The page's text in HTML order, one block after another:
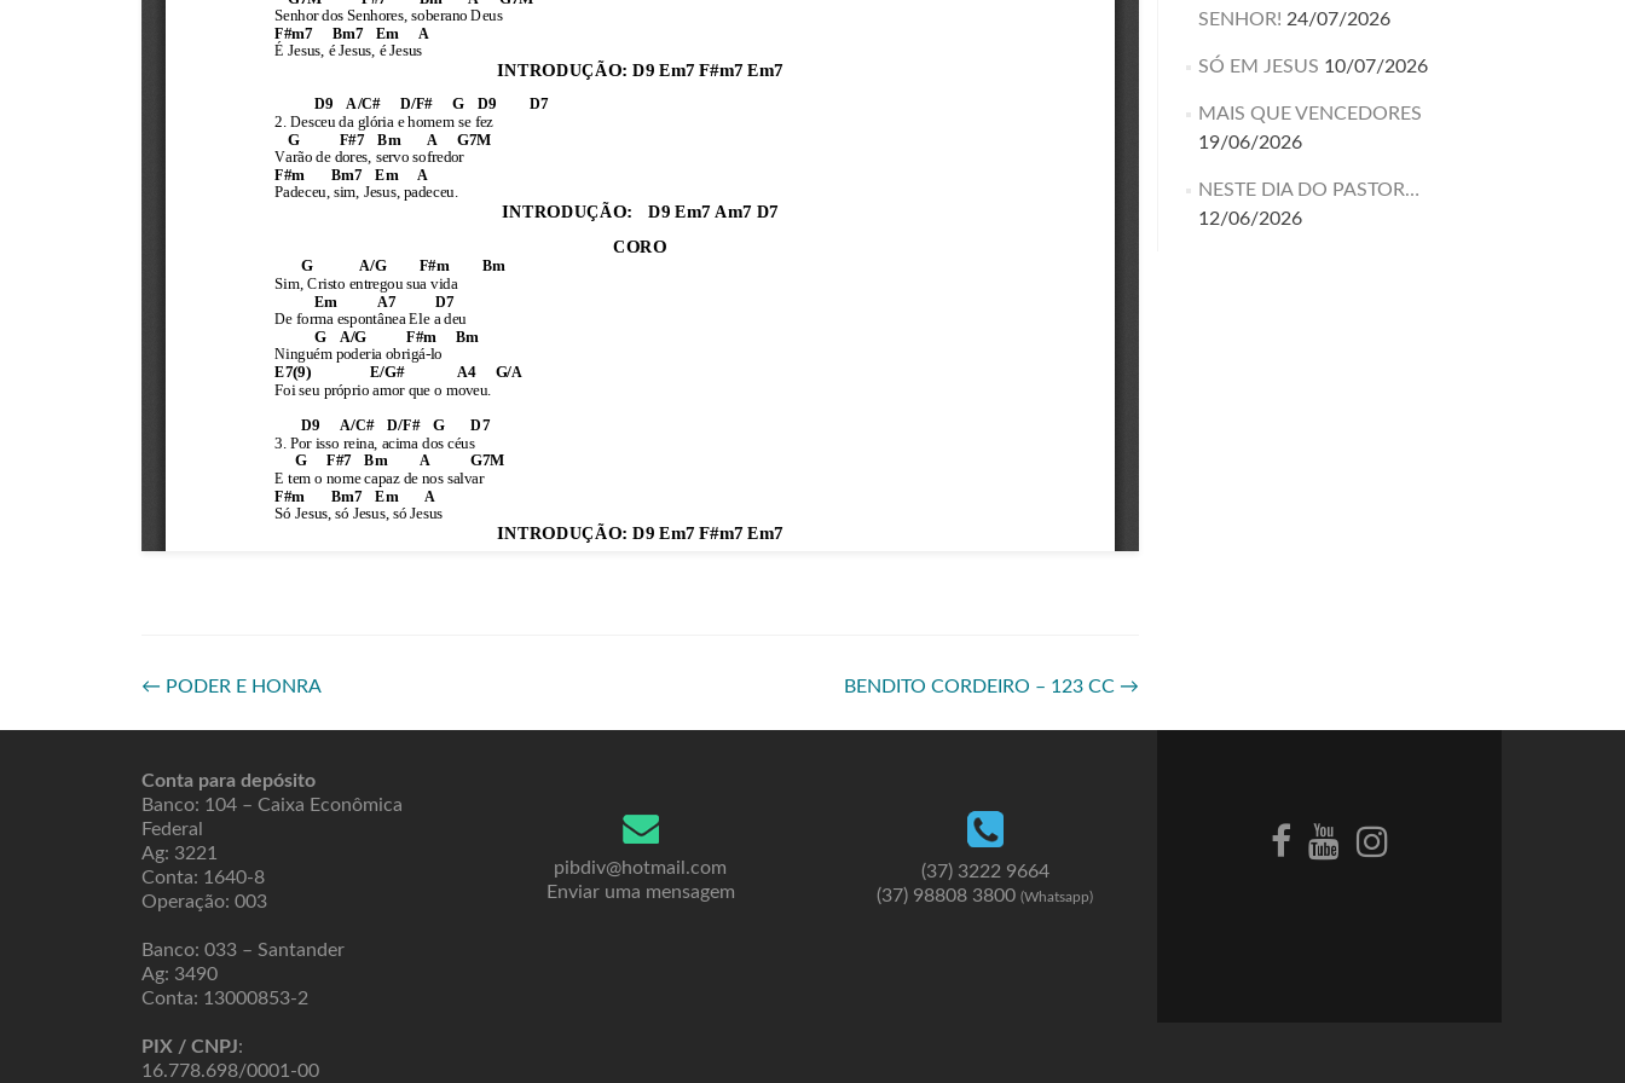
← PODER E HONRA BENDITO CORDEIRO – 123 CC →
SENHOR! 24/07/2026
SÓ EM JESUS 10/07/2026
MAIS QUE VENCEDORES
19/06/2026
NESTE DIA DO PASTOR…
12/06/2026
Conta para depósito
Banco: 104 – Caixa Econômica
Federal
Ag: 3221
Conta: 1640-8
Operação: 003
Banco: 033 – Santander
Ag: 3490
Conta: 13000853-2
PIX / CNPJ:
16.778.698/0001-00
pibdiv@hotmail.com
Enviar uma mensagem
(37) 3222 9664
(37) 98808 3800 (Whatsapp)